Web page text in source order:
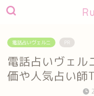
電話占いヴェルニ PR
電話占いヴェ
価や人気占い師